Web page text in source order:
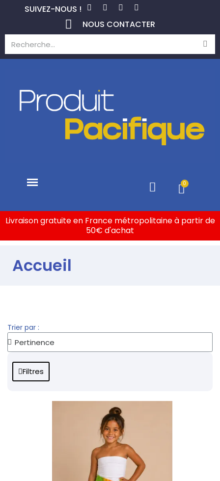
SUIVEZ-NOUS !
NOUS CONTACTER
Livraison gratuite en France métropolitaine à partir de
50€ d'achat
Accueil
Trier par :
Filtres